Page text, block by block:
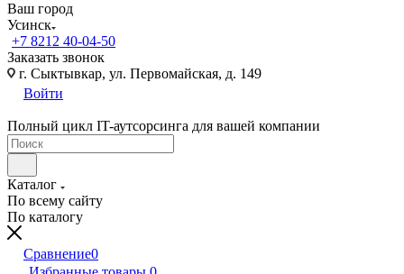
Ваш город
Усинск
+7 8212 40-04-50
Заказать звонок
г. Сыктывкар, ул. Первомайская, д. 149
Войти
Полный цикл IT-аутсорсинга для вашей компании
Каталог
По всему сайту
По каталогу
Сравнение0